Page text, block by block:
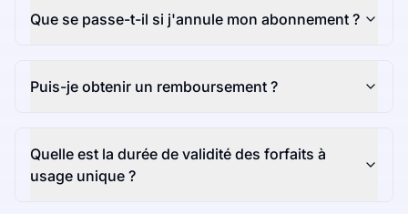
Que se passe-t-il si j'annule mon abonnement ?
Puis-je obtenir un remboursement ?
Quelle est la durée de validité des forfaits à
usage unique ?